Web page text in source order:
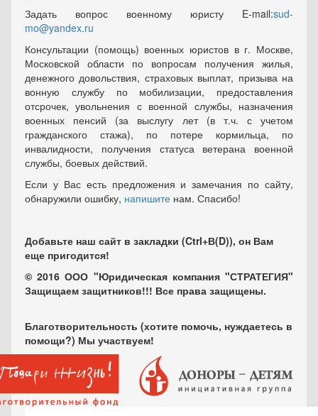
Задать вопрос военному юристу E-mail:sud-
mo@yandex.ru
Консультации (помощь) военных юристов в г. Москве,
Московской области по вопросам получения жилья,
денежного довольствия, страховых выплат, призыва на
вонную службу по мобилизации, предоставления
отсрочек, увольнения с военной службы, назначения
военных пенсий (за выслугу лет (в т.ч. с учетом
гражданского стажа), по потере кормильца, по
инвалидности, получения статуса ветерана военной
службы, боевых действий.
Если у Вас есть предложения и замечания по сайту,
обнаружили ошибку, напишите нам. Спасибо!
Добавьте наш сайт в закладки (Ctrl+В(D)), он Вам
еще пригодится!
© 2016 ООО "Юридическая компания "СТРАТЕГИЯ"
Защищаем защитников!!! Все права защищены.
Благотворительность (хотите помочь, нуждаетесь в
помощи?) Мы участвуем!